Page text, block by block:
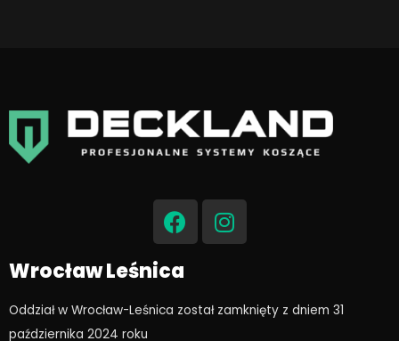
F
a
c
e
b
o
I
n
s
g
Wrocław Leśnica
Oddział w Wrocław-Leśnica został zamknięty z dniem 31
października 2024 roku​